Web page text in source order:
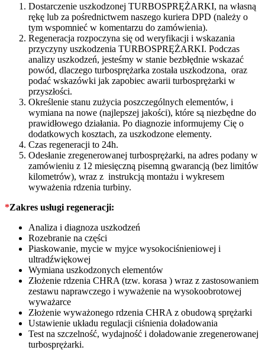
Dostarczenie uszkodzonej TURBOSPRĘŻARKI, na własną
rękę lub za pośrednictwem naszego kuriera DPD (należy o
tym wspomnieć w komentarzu do zamówienia).
Regeneracja rozpoczyna się od weryfikacji i wskazania
przyczyny uszkodzenia TURBOSPRĘŻARKI. Podczas
analizy uszkodzeń, jesteśmy w stanie bezbłędnie wskazać
powód, dlaczego turbosprężarka została uszkodzona, oraz
podać wskazówki jak zapobiec awarii turbosprężarki w
przyszłości.
Określenie stanu zużycia poszczególnych elementów, i
wymiana na nowe (najlepszej jakości), które są niezbędne do
prawidłowego działania. Po diagnozie informujemy Cię o
dodatkowych kosztach, za uszkodzone elementy.
Czas regeneracji to 24h.
Odesłanie zregenerowanej turbosprężarki, na adres podany w
zamówieniu z 12 miesięczną pisemną gwarancją (bez limitów
kilometrów), wraz z instrukcją montażu i wykresem
wyważenia rdzenia turbiny.
*Zakres usługi regeneracji:
Analiza i diagnoza uszkodzeń
Rozebranie na części
Piaskowanie, mycie w myjce wysokociśnieniowej i
ultradźwiękowej
Wymiana uszkodzonych elementów
Złożenie rdzenia CHRA (tzw. korasa ) wraz z zastosowaniem
zestawu naprawczego i wyważenie na wysokoobrotowej
wyważarce
Złożenie wyważonego rdzenia CHRA z obudową sprężarki
Ustawienie układu regulacji ciśnienia doładowania
Test na szczelność, wydajność i doładowanie zregenerowanej
turbosprężarki.